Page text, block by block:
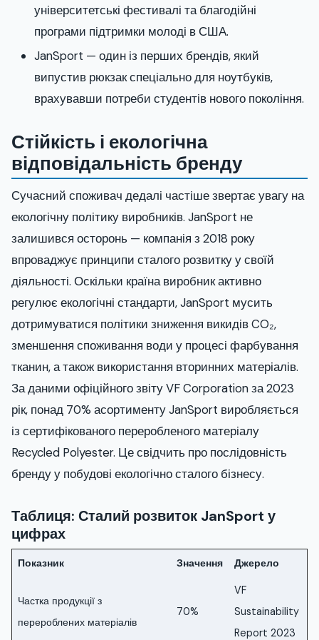
університетські фестивалі та благодійні
програми підтримки молоді в США.
JanSport — один із перших брендів, який
випустив рюкзак спеціально для ноутбуків,
врахувавши потреби студентів нового покоління.
Стійкість і екологічна
відповідальність бренду
Сучасний споживач дедалі частіше звертає увагу на
екологічну політику виробників. JanSport не
залишився осторонь — компанія з 2018 року
впроваджує принципи сталого розвитку у своїй
діяльності. Оскільки країна виробник активно
регулює екологічні стандарти, JanSport мусить
дотримуватися політики зниження викидів CO₂,
зменшення споживання води у процесі фарбування
тканин, а також використання вторинних матеріалів.
За даними офіційного звіту VF Corporation за 2023
рік, понад 70% асортименту JanSport виробляється
із сертифікованого переробленого матеріалу
Recycled Polyester. Це свідчить про послідовність
бренду у побудові екологічно сталого бізнесу.
Таблиця: Сталий розвиток JanSport у
цифрах
Показник Значення Джерело
Частка продукції з
перероблених матеріалів
70%
VF
Sustainability
Report 2023